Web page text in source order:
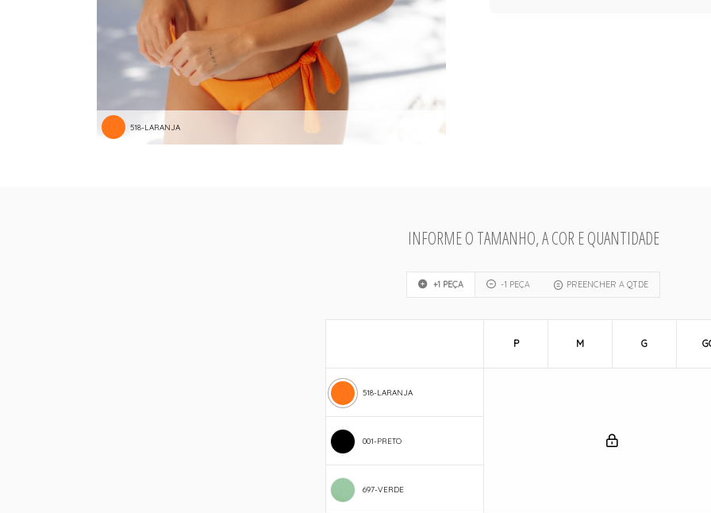
518-LARANJA
INFORME O TAMANHO, A COR E QUANTIDADE
+1 PEÇA -1 PEÇA PREENCHER A QTDE
518-LARANJA
001-PRETO
697-VERDE
P M G